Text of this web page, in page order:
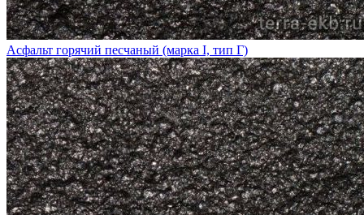
Асфальт горячий песчаный (марка I, тип Г)